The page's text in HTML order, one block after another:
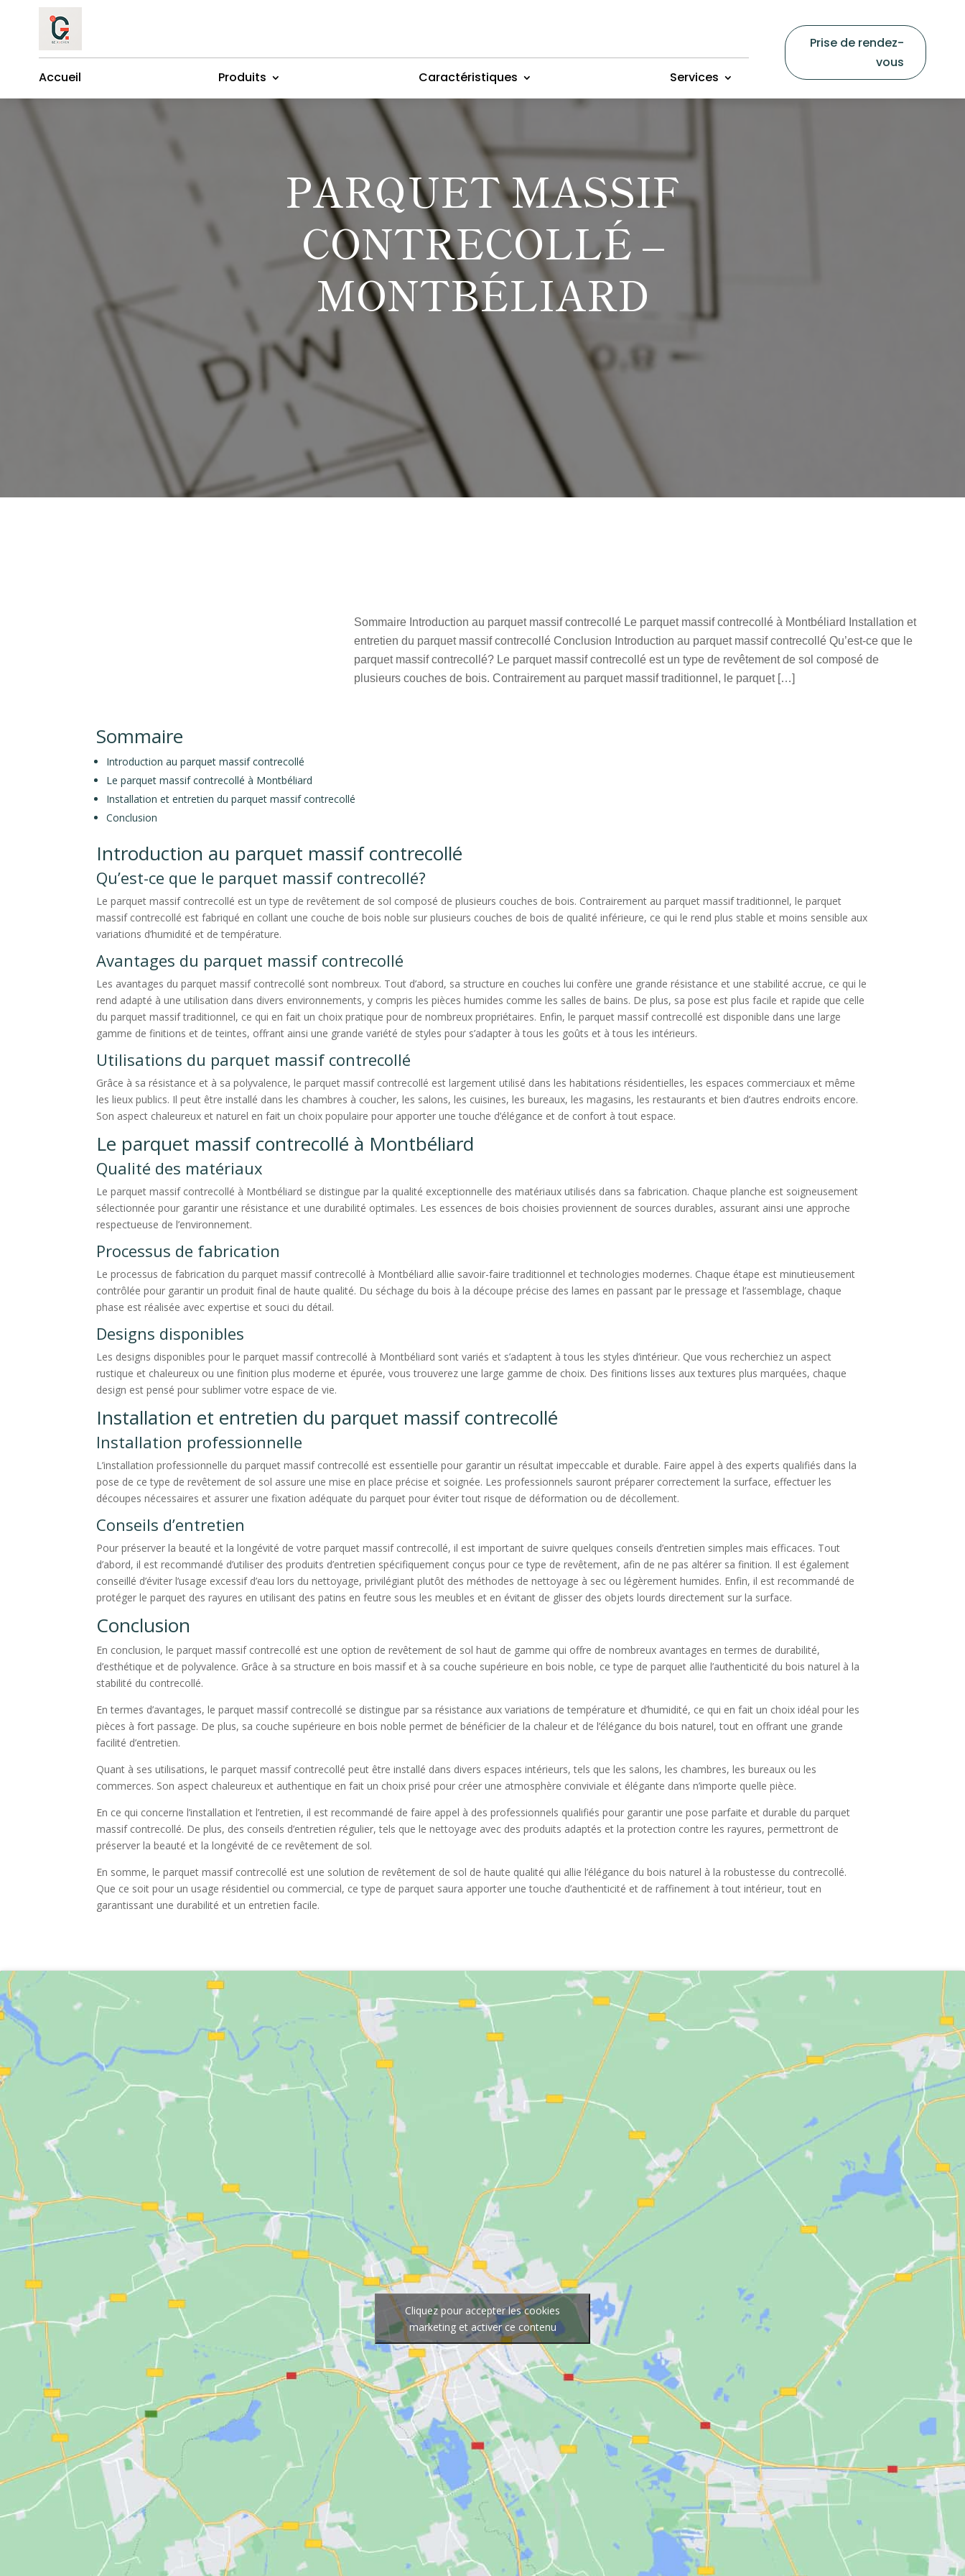
Accueil Produits Caractéristiques Services
Prise de rendez-
vous
PARQUET MASSIF
CONTRECOLLÉ –
MONTBÉLIARD
Sommaire Introduction au parquet massif contrecollé Le parquet massif contrecollé à Montbéliard Installation et
entretien du parquet massif contrecollé Conclusion Introduction au parquet massif contrecollé Qu’est-ce que le
parquet massif contrecollé? Le parquet massif contrecollé est un type de revêtement de sol composé de
plusieurs couches de bois. Contrairement au parquet massif traditionnel, le parquet […]
Sommaire
Introduction au parquet massif contrecollé
Le parquet massif contrecollé à Montbéliard
Installation et entretien du parquet massif contrecollé
Conclusion
Introduction au parquet massif contrecollé
Qu’est-ce que le parquet massif contrecollé?
Le parquet massif contrecollé est un type de revêtement de sol composé de plusieurs couches de bois. Contrairement au parquet massif traditionnel, le parquet
massif contrecollé est fabriqué en collant une couche de bois noble sur plusieurs couches de bois de qualité inférieure, ce qui le rend plus stable et moins sensible aux
variations d’humidité et de température.
Avantages du parquet massif contrecollé
Les avantages du parquet massif contrecollé sont nombreux. Tout d’abord, sa structure en couches lui confère une grande résistance et une stabilité accrue, ce qui le
rend adapté à une utilisation dans divers environnements, y compris les pièces humides comme les salles de bains. De plus, sa pose est plus facile et rapide que celle
du parquet massif traditionnel, ce qui en fait un choix pratique pour de nombreux propriétaires. Enfin, le parquet massif contrecollé est disponible dans une large
gamme de finitions et de teintes, offrant ainsi une grande variété de styles pour s’adapter à tous les goûts et à tous les intérieurs.
Utilisations du parquet massif contrecollé
Grâce à sa résistance et à sa polyvalence, le parquet massif contrecollé est largement utilisé dans les habitations résidentielles, les espaces commerciaux et même
les lieux publics. Il peut être installé dans les chambres à coucher, les salons, les cuisines, les bureaux, les magasins, les restaurants et bien d’autres endroits encore.
Son aspect chaleureux et naturel en fait un choix populaire pour apporter une touche d’élégance et de confort à tout espace.
Le parquet massif contrecollé à Montbéliard
Qualité des matériaux
Le parquet massif contrecollé à Montbéliard se distingue par la qualité exceptionnelle des matériaux utilisés dans sa fabrication. Chaque planche est soigneusement
sélectionnée pour garantir une résistance et une durabilité optimales. Les essences de bois choisies proviennent de sources durables, assurant ainsi une approche
respectueuse de l’environnement.
Processus de fabrication
Le processus de fabrication du parquet massif contrecollé à Montbéliard allie savoir-faire traditionnel et technologies modernes. Chaque étape est minutieusement
contrôlée pour garantir un produit final de haute qualité. Du séchage du bois à la découpe précise des lames en passant par le pressage et l’assemblage, chaque
phase est réalisée avec expertise et souci du détail.
Designs disponibles
Les designs disponibles pour le parquet massif contrecollé à Montbéliard sont variés et s’adaptent à tous les styles d’intérieur. Que vous recherchiez un aspect
rustique et chaleureux ou une finition plus moderne et épurée, vous trouverez une large gamme de choix. Des finitions lisses aux textures plus marquées, chaque
design est pensé pour sublimer votre espace de vie.
Installation et entretien du parquet massif contrecollé
Installation professionnelle
L’installation professionnelle du parquet massif contrecollé est essentielle pour garantir un résultat impeccable et durable. Faire appel à des experts qualifiés dans la
pose de ce type de revêtement de sol assure une mise en place précise et soignée. Les professionnels sauront préparer correctement la surface, effectuer les
découpes nécessaires et assurer une fixation adéquate du parquet pour éviter tout risque de déformation ou de décollement.
Conseils d’entretien
Pour préserver la beauté et la longévité de votre parquet massif contrecollé, il est important de suivre quelques conseils d’entretien simples mais efficaces. Tout
d’abord, il est recommandé d’utiliser des produits d’entretien spécifiquement conçus pour ce type de revêtement, afin de ne pas altérer sa finition. Il est également
conseillé d’éviter l’usage excessif d’eau lors du nettoyage, privilégiant plutôt des méthodes de nettoyage à sec ou légèrement humides. Enfin, il est recommandé de
protéger le parquet des rayures en utilisant des patins en feutre sous les meubles et en évitant de glisser des objets lourds directement sur la surface.
Conclusion
En conclusion, le parquet massif contrecollé est une option de revêtement de sol haut de gamme qui offre de nombreux avantages en termes de durabilité,
d’esthétique et de polyvalence. Grâce à sa structure en bois massif et à sa couche supérieure en bois noble, ce type de parquet allie l’authenticité du bois naturel à la
stabilité du contrecollé.
En termes d’avantages, le parquet massif contrecollé se distingue par sa résistance aux variations de température et d’humidité, ce qui en fait un choix idéal pour les
pièces à fort passage. De plus, sa couche supérieure en bois noble permet de bénéficier de la chaleur et de l’élégance du bois naturel, tout en offrant une grande
facilité d’entretien.
Quant à ses utilisations, le parquet massif contrecollé peut être installé dans divers espaces intérieurs, tels que les salons, les chambres, les bureaux ou les
commerces. Son aspect chaleureux et authentique en fait un choix prisé pour créer une atmosphère conviviale et élégante dans n’importe quelle pièce.
En ce qui concerne l’installation et l’entretien, il est recommandé de faire appel à des professionnels qualifiés pour garantir une pose parfaite et durable du parquet
massif contrecollé. De plus, des conseils d’entretien régulier, tels que le nettoyage avec des produits adaptés et la protection contre les rayures, permettront de
préserver la beauté et la longévité de ce revêtement de sol.
En somme, le parquet massif contrecollé est une solution de revêtement de sol de haute qualité qui allie l’élégance du bois naturel à la robustesse du contrecollé.
Que ce soit pour un usage résidentiel ou commercial, ce type de parquet saura apporter une touche d’authenticité et de raffinement à tout intérieur, tout en
garantissant une durabilité et un entretien facile.
Cliquez pour accepter les cookies
marketing et activer ce contenu